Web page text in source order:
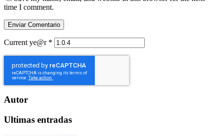
time I comment.
Current ye@r *
Autor
Ultimas entradas